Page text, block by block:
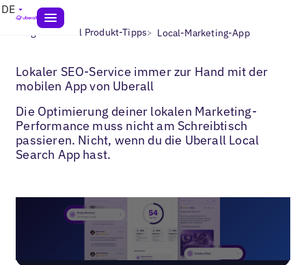
DE
Blogs> Uberall Produkt-Tipps> Local-Marketing-App
Lokaler SEO-Service immer zur Hand mit der
mobilen App von Uberall
Die Optimierung deiner lokalen Marketing-
Performance muss nicht am Schreibtisch
passieren. Nicht, wenn du die Uberall Local
Search App hast.